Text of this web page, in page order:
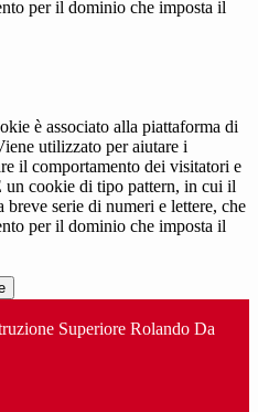
per il dominio che imposta il
è associato alla piattaforma di
utilizzato per aiutare i
il comportamento dei visitatori e
un cookie di tipo pattern, in cui il
breve serie di numeri e lettere, che
per il dominio che imposta il
Superiore Rolando Da